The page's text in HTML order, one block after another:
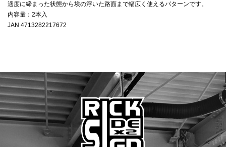
適度に締まった状態から埃の浮いた路面まで幅広く使えるパターンです。
内容量：2本入
JAN 4713282217672